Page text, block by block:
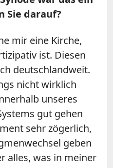
Sie darauf?
mir eine Kirche,
ist. Diesen
deutschlandweit.
nicht wirklich
unseres
gut gehen
sehr zögerlich,
geben
alles, was in meiner